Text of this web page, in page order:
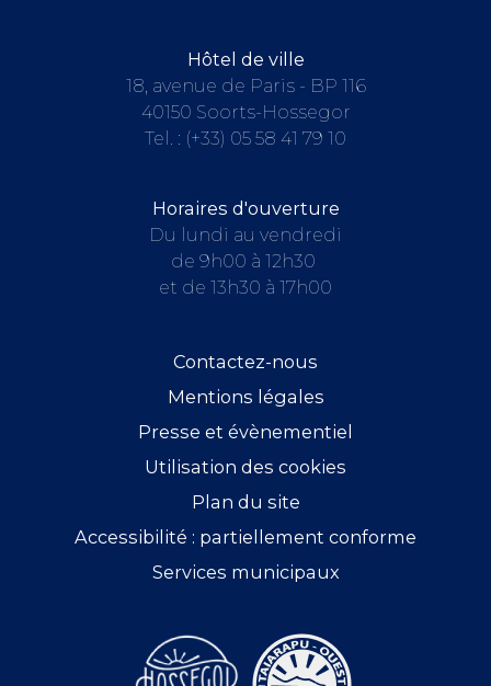
Hôtel de ville
18, avenue de Paris - BP 116
40150 Soorts-Hossegor
Tel. : (+33) 05 58 41 79 10
Horaires d'ouverture
Du lundi au vendredi
de 9h00 à 12h30
et de 13h30 à 17h00
Contactez-nous
Mentions légales
Presse et évènementiel
Utilisation des cookies
Plan du site
Accessibilité : partiellement conforme
Services municipaux